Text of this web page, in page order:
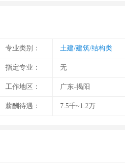
专业类别： 土建/建筑/结构类
指定专业： 无
工作地区： 广东-揭阳
薪酬待遇： 7.5千~1.2万